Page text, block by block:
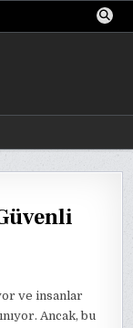
ve insanlar
Ancak, bu